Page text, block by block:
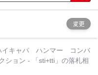
変更
イキャパ ハンマー コンバ
ション - 「sti+tti」の落札相